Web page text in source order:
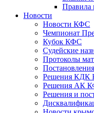
Правила
Новости
Новости КФС
Чемпионат
Кубок КФС
Судейские
Протоколы
Решения КДК
Решения АК
Решения и